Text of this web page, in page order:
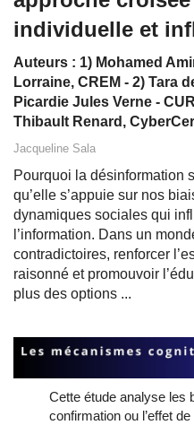
individuelle et
Auteurs : 1) Mohamed
Lorraine, CREM - 2) Tara
Picardie Jules Verne -
Thibault Renard,
Jacqueline Sala
Pourquoi la désinformation
qu’elle s’appuie sur nos
dynamiques sociales qui
l’information. Dans un
contradictoires, renforcer
raisonné et promouvoir
plus des options ...
Cette étude analyse les
confirmation ou l’effet